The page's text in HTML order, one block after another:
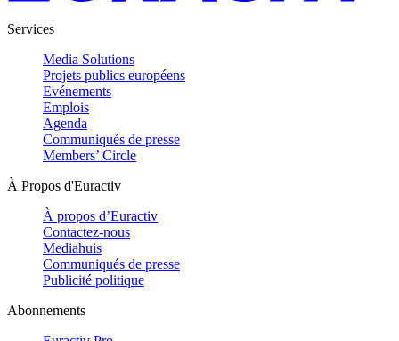
Services
Media Solutions
Projets publics européens
Evénements
Emplois
Agenda
Communiqués de presse
Members’ Circle
À Propos d'Euractiv
À propos d’Euractiv
Contactez-nous
Mediahuis
Communiqués de presse
Publicité politique
Abonnements